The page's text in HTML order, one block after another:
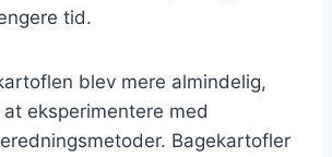
tid.
blev mere almindelig,
eksperimentere med
Bagekartofler